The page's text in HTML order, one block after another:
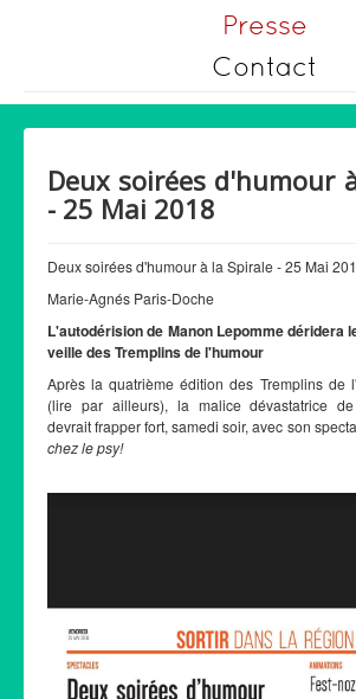
Presse
Contact
Deux soirées d'humour
- 25 Mai 2018
Deux soirées d'humour à la Spirale - 25 Mai
Marie-Agnés Paris-Doche
L'autodérision de Manon Lepomme déridera
veille des Tremplins de l'humour
Après la quatrième édition des Tremplins de
(lire par ailleurs), la malice dévastatrice
devrait frapper fort, samedi soir, avec son
chez le psy!